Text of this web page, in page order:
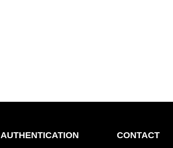
AUTHENTICATION CONTACT